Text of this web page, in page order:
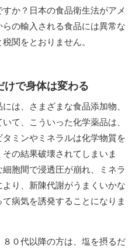
か？日本の食品衛生法がアメ
の輸入される食品には異常な
関をとおりません。
けで身体は変わる
は、さまざまな食品添加物、
て、こういった化学薬品は、
ミンやミネラルは化学物質を
の結果破壊されてしまいま
胞間で浸透圧が崩れ、ミネラ
り、新陳代謝がうまくいかな
病気を誘発することになりま
０代以降の方は、塩を摂るだ